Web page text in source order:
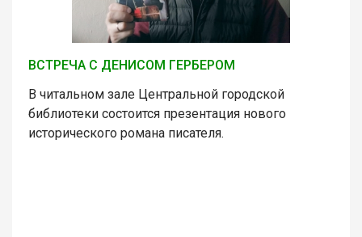
ВСТРЕЧА С ДЕНИСОМ ГЕРБЕРОМ
В читальном зале Центральной городской
библиотеки состоится презентация нового
исторического романа писателя.